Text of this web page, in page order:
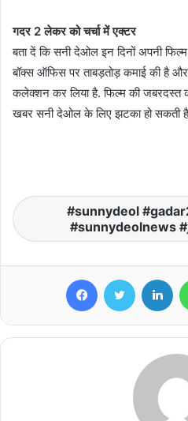
गदर 2 लेकर को चर्चा में एक्टर
बता दें कि सनी देओल इन दिनों अपनी
बॉक्स ऑफिस पर ताबड़तोड़ कमाई की है
कलेक्शन कर लिया है. फिल्म की जबरदस्त
खबर सनी देओल के लिए झटका हो सकती
sunnydeol
#sunnydeolnews
FacebookTwitter